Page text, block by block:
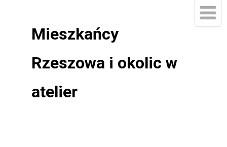
Mieszkańcy
Rzeszowa i okolic w
atelier